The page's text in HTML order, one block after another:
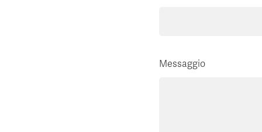
Messaggio